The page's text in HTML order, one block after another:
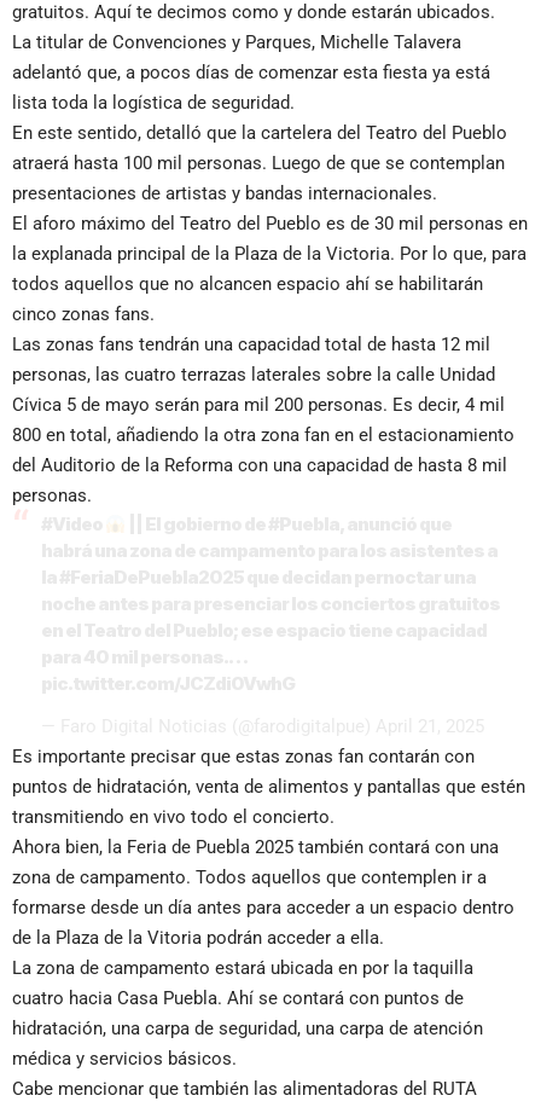
gratuitos. Aquí te decimos como y donde estarán ubicados.
La titular de Convenciones y Parques, Michelle Talavera
adelantó que, a pocos días de comenzar esta fiesta ya está
lista toda la logística de seguridad.
En este sentido, detalló que la cartelera del Teatro del Pueblo
atraerá hasta 100 mil personas. Luego de que se contemplan
presentaciones de artistas y bandas internacionales.
El aforo máximo del Teatro del Pueblo es de 30 mil personas en
la explanada principal de la Plaza de la Victoria. Por lo que, para
todos aquellos que no alcancen espacio ahí se habilitarán
cinco zonas fans.
Las zonas fans tendrán una capacidad total de hasta 12 mil
personas, las cuatro terrazas laterales sobre la calle Unidad
Cívica 5 de mayo serán para mil 200 personas. Es decir, 4 mil
800 en total, añadiendo la otra zona fan en el estacionamiento
del Auditorio de la Reforma con una capacidad de hasta 8 mil
personas.
Es importante precisar que estas zonas fan contarán con
puntos de hidratación, venta de alimentos y pantallas que estén
transmitiendo en vivo todo el concierto.
Ahora bien, la Feria de Puebla 2025 también contará con una
zona de campamento. Todos aquellos que contemplen ir a
formarse desde un día antes para acceder a un espacio dentro
de la Plaza de la Vitoria podrán acceder a ella.
La zona de campamento estará ubicada en por la taquilla
cuatro hacia Casa Puebla. Ahí se contará con puntos de
hidratación, una carpa de seguridad, una carpa de atención
médica y servicios básicos.
Cabe mencionar que también las alimentadoras del RUTA